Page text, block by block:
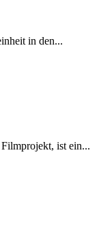
in den...
ist ein...